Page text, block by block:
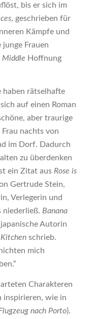
bis er sich im
, geschrieben für
Kämpfe und
junge Frauen
Middle Hoffnung
haben rätselhafte
auf einen Roman
aber traurige
nachts von
im Dorf. Dadurch
zu überdenken
ein Zitat aus Rose is
Gertrude Stein,
Verlegerin und
niederließ. Banana
Autorin
Kitchenschrieb.
mich
Charakteren
inspirieren, wie in
nach Porto).